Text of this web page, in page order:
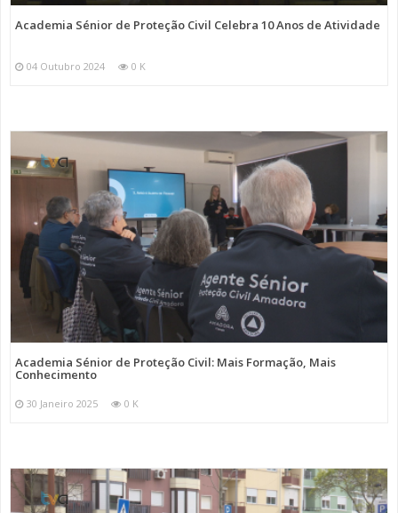
Academia Sénior de Proteção Civil Celebra 10 Anos de Atividade
04 Outubro 2024 0 K
Academia Sénior de Proteção Civil: Mais Formação, Mais
Conhecimento
30 Janeiro 2025 0 K